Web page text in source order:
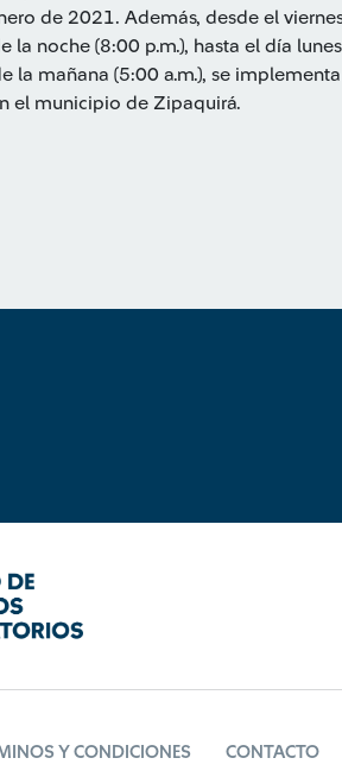
de 2021. Además, desde el
la noche (8:00 p.m.), hasta el día
la mañana (5:00 a.m.), se
el municipio de Zipaquirá.
Y CONDICIONES CONTACTO